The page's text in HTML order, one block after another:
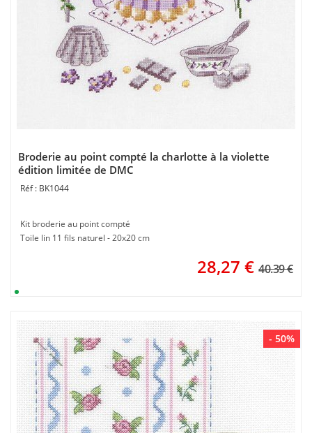
Broderie au point compté la charlotte à la violette
édition limitée de DMC
BK1044
Kit broderie au point compté
Toile lin 11 fils naturel - 20x20 cm
28,27 € 40.39 €
- 50%